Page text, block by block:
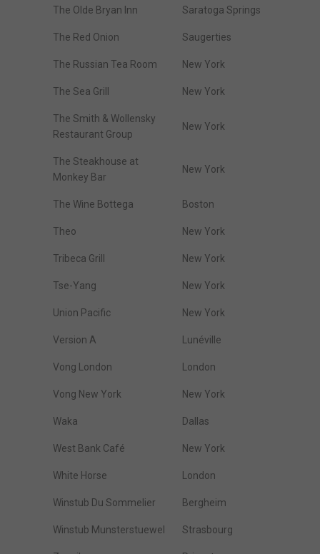
The Olde Bryan Inn Saratoga Springs
The Red Onion Saugerties
The Russian Tea Room New York
The Sea Grill New York
The Smith & Wollensky
Restaurant Group
New York
The Steakhouse at
Monkey Bar
New York
The Wine Bottega Boston
Theo New York
Tribeca Grill New York
Tse-Yang New York
Union Pacific New York
Version A Lunéville
Vong London London
Vong New York New York
Waka Dallas
West Bank Café New York
White Horse London
Winstub Du Sommelier Bergheim
Winstub Munsterstuewel Strasbourg